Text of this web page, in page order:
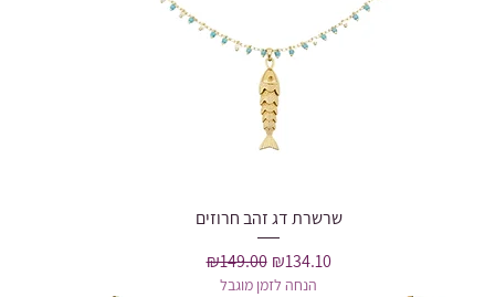
Quick View
שרשרת דג זהב חרוזים
Regular Price
₪149.00 Sale Price
₪134.10
הנחה לזמן מוגבל